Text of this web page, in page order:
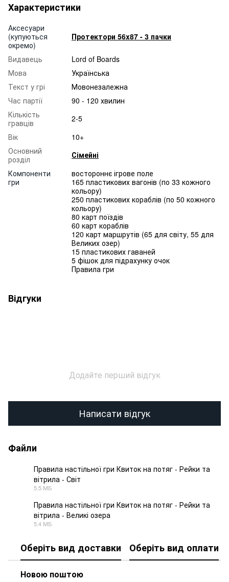
Характеристики
Аксесуари
(купуються
окремо)
Протектори 56x87 - 3 пачки
Видавець
Lord of Boards
Мова
Українська
Текст у грі
Мовонезалежна
Час партії
90 - 120 хвилин
Кількість
гравців
2-5
Вік
10+
Основний
розділ
Сімейні
Компоненти
гри
востороннє ігрове поле
165 пластикових вагонів (по 33 кожного
кольору)
250 пластикових кораблів (по 50 кожного
кольору)
80 карт поїздів
60 карт кораблів
120 карт маршрутів (65 для світу, 55 для
Великих озер)
15 пластикових гаваней
5 фішок для підрахунку очок
Правила гри
Відгуки
Додайте перший відгук
Написати відгук
Файли
Правила настільної гри Квиток на потяг - Рейки та
вітрила - Світ
5.5 МБ
Правила настільної гри Квиток на потяг - Рейки та
вітрила - Великі озера
5.4 МБ
Оберіть вид доставки Оберіть вид оплати
Новою поштою